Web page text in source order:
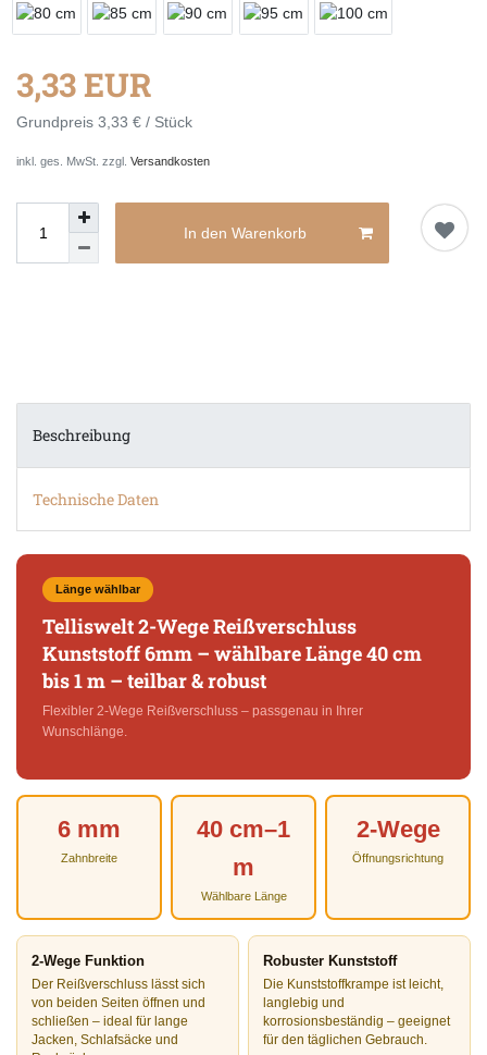
3,33 EUR
Grundpreis 3,33 € / Stück
inkl. ges. MwSt. zzgl. Versandkosten
In den Warenkorb
Beschreibung
Technische Daten
Länge wählbar
Telliswelt 2-Wege Reißverschluss
Kunststoff 6mm – wählbare Länge 40 cm
bis 1 m – teilbar & robust
Flexibler 2-Wege Reißverschluss – passgenau in Ihrer
Wunschlänge.
6 mm
Zahnbreite
40 cm–1
m
Wählbare Länge
2-Wege
Öffnungsrichtung
2-Wege Funktion
Der Reißverschluss lässt sich
von beiden Seiten öffnen und
schließen – ideal für lange
Jacken, Schlafsäcke und
Robuster Kunststoff
Die Kunststoffkrampe ist leicht,
langlebig und
korrosionsbeständig – geeignet
für den täglichen Gebrauch.